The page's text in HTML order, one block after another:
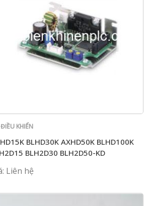
KHIỂN
BLHD30K AXHD50K BLHD100K
BLH2D30 BLH2D50-KD
Liên hệ